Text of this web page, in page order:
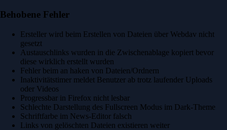
Behobene Fehler
Ersteller wird beim Erstellen von Dateien über Webdav nicht
gesetzt
Austauschlinks wurden in die Zwischenablage kopiert bevor
diese wirklich erstellt wurden
Fehler beim an haken von Dateien/Ordnern
Inaktivitätstimer meldet Benutzer ab trotz laufender Uploads
oder Videos
Progressbar in Firefox nicht lesbar
Schlechte Darstellung des Fullscreen Modus im Dark-Theme
Schriftfarbe im News-Editor falsch
Links von gelöschten Dateien existieren weiter